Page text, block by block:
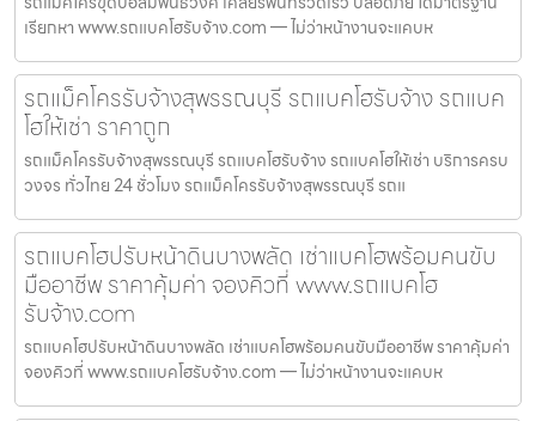
เรียกหา www.รถแบคโฮรับจ้าง.com — ไม่ว่าหน้างานจะแคบห
รถแม็คโครรับจ้างสุพรรณบุรี รถแบคโฮรับจ้าง รถแบค
โฮให้เช่า ราคาถูก
รถแม็คโครรับจ้างสุพรรณบุรี รถแบคโฮรับจ้าง รถแบคโฮให้เช่า บริการครบ
วงจร ทั่วไทย 24 ชั่วโมง รถแม็คโครรับจ้างสุพรรณบุรี รถแ
รถแบคโฮปรับหน้าดินบางพลัด เช่าแบคโฮพร้อมคนขับ
มืออาชีพ ราคาคุ้มค่า จองคิวที่ www.รถแบคโฮ
รับจ้าง.com
รถแบคโฮปรับหน้าดินบางพลัด เช่าแบคโฮพร้อมคนขับมืออาชีพ ราคาคุ้มค่า
จองคิวที่ www.รถแบคโฮรับจ้าง.com — ไม่ว่าหน้างานจะแคบห